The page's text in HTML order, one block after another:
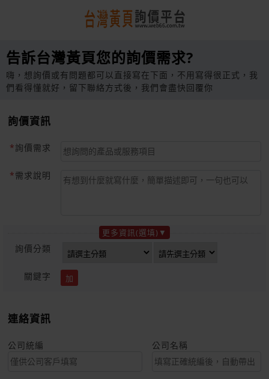
告訴台灣黃頁您的詢價需求?
嗨，想詢價或有問題都可以直接寫在下面，不用寫得很正式，我
們看得懂就好，留下聯絡方式後，我們會盡快回覆你
詢價資訊
詢價需求
需求說明
更多資訊(選填)
詢價分類
關鍵字 加
連絡資訊
公司統編 公司名稱